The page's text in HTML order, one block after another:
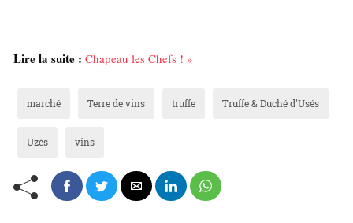
Lire la suite : Chapeau les Chefs ! »
marché Terre de vins truffe Truffe & Duché d'Usés
Uzès vins